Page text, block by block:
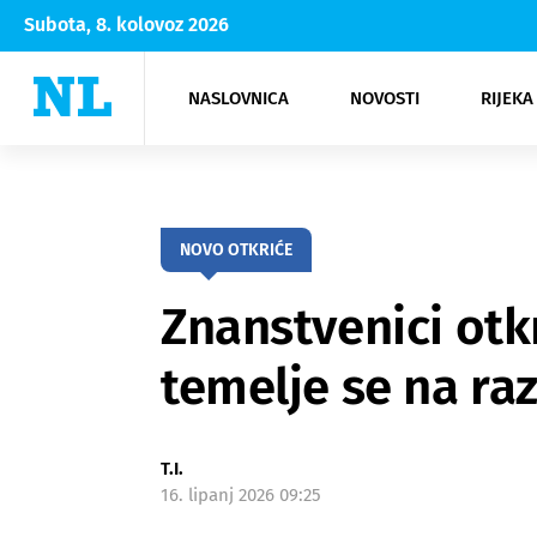
Subota, 8. kolovoz 2026
NASLOVNICA NOVOSTI
Rijeka Opatija
NK
Moda
Kultura
NOVO OTKRIĆE
Znanstvenici
temelje se na
T.I.
16. lipanj 2026 09:25